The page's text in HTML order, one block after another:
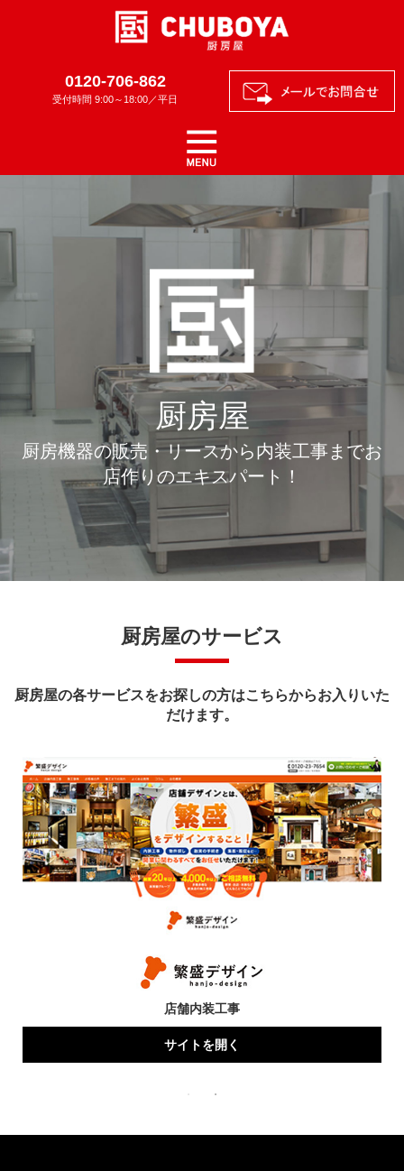
0120-706-862
受付時間 9:00～18:00／平日
厨房屋
厨房機器の販売・リースから内装工事までお
店作りのエキスパート！
厨房屋のサービス
厨房屋の各サービスをお探しの方はこちらからお入りいた
だけます。
店舗内装工事
サイトを開く